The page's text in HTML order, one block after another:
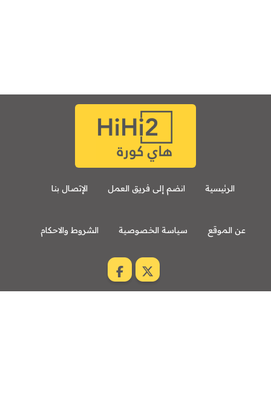
الرئيسية انضم إلى فريق العمل الإتصال بنا
عن الموقع سياسة الخصوصية الشروط والاحكام